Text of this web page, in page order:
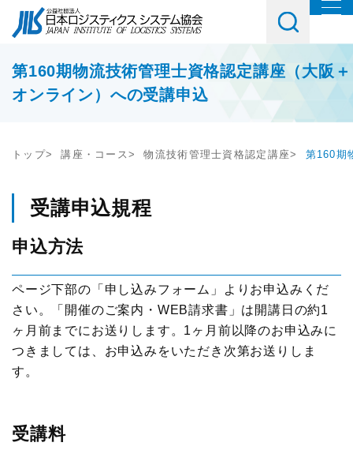
協会について
協会紹介
会長挨拶
会員の声
情報提供
機関誌
イベント・講習会・交流会
講座・コース
セミナー
社内教育・コンサル
交流会
テーマ別交流会
物流現場見学会
新年賀詞交歓会・新春の集い
物流コスト調査
アンケート調査
JILS総研レポート
物流システム機器生産出荷統計
メルマガ登録はこちら
入会ご希望の方
第160期物流技術管理士資格認定講座（大阪＋
オンライン）への受講申込
トップ 講座・コース 物流技術管理士資格認定講座 第160期
受講申込規程
申込方法
ページ下部の「申し込みフォーム」よりお申込みくだ
さい。「開催のご案内・WEB請求書」は開講日の約1
ヶ月前までにお送りします。1ヶ月前以降のお申込みに
つきましては、お申込みをいただき次第お送りしま
す。
受講料